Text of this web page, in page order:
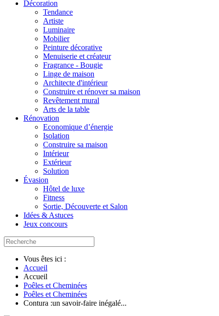
Décoration
Tendance
Artiste
Luminaire
Mobilier
Peinture décorative
Menuiserie et créateur
Fragrance - Bougie
Linge de maison
Architecte d'intérieur
Construire et rénover sa maison
Revêtement mural
Arts de la table
Rénovation
Economique d’énergie
Isolation
Construire sa maison
Intérieur
Extérieur
Solution
Évasion
Hôtel de luxe
Fitness
Sortie, Découverte et Salon
Idées & Astuces
Jeux concours
Vous êtes ici :
Accueil
Accueil
Poêles et Cheminées
Poêles et Cheminées
Contura :un savoir-faire inégalé...